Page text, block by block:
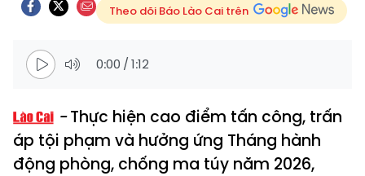
Theo dõi Báo Lào Cai trên
0:00 /1:12
Thực hiện cao điểm tấn công, trấn
áp tội phạm và hưởng ứng Tháng hành
động phòng, chống ma túy năm 2026,